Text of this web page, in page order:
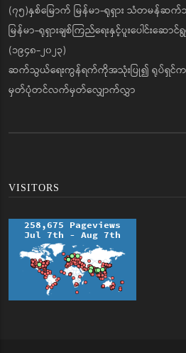
(၇၅)နှစ်မြောက် မြန်မာ-ရုရှား သံတမ
မြန်မာ-ရုရှားချစ်ကြည်ရေးနှင့်ပူးပေါင်းဆ
(၁၉၄၈-၂၀၂၃)
ဆက်သွယ်ရေးကွန်ရက်ကိုအသုံးပြု၍ ရုပ်ရှင်ကာ
မှတ်ပုံတင်လက်မှတ်လျှောက်လွှာ
VISITORS